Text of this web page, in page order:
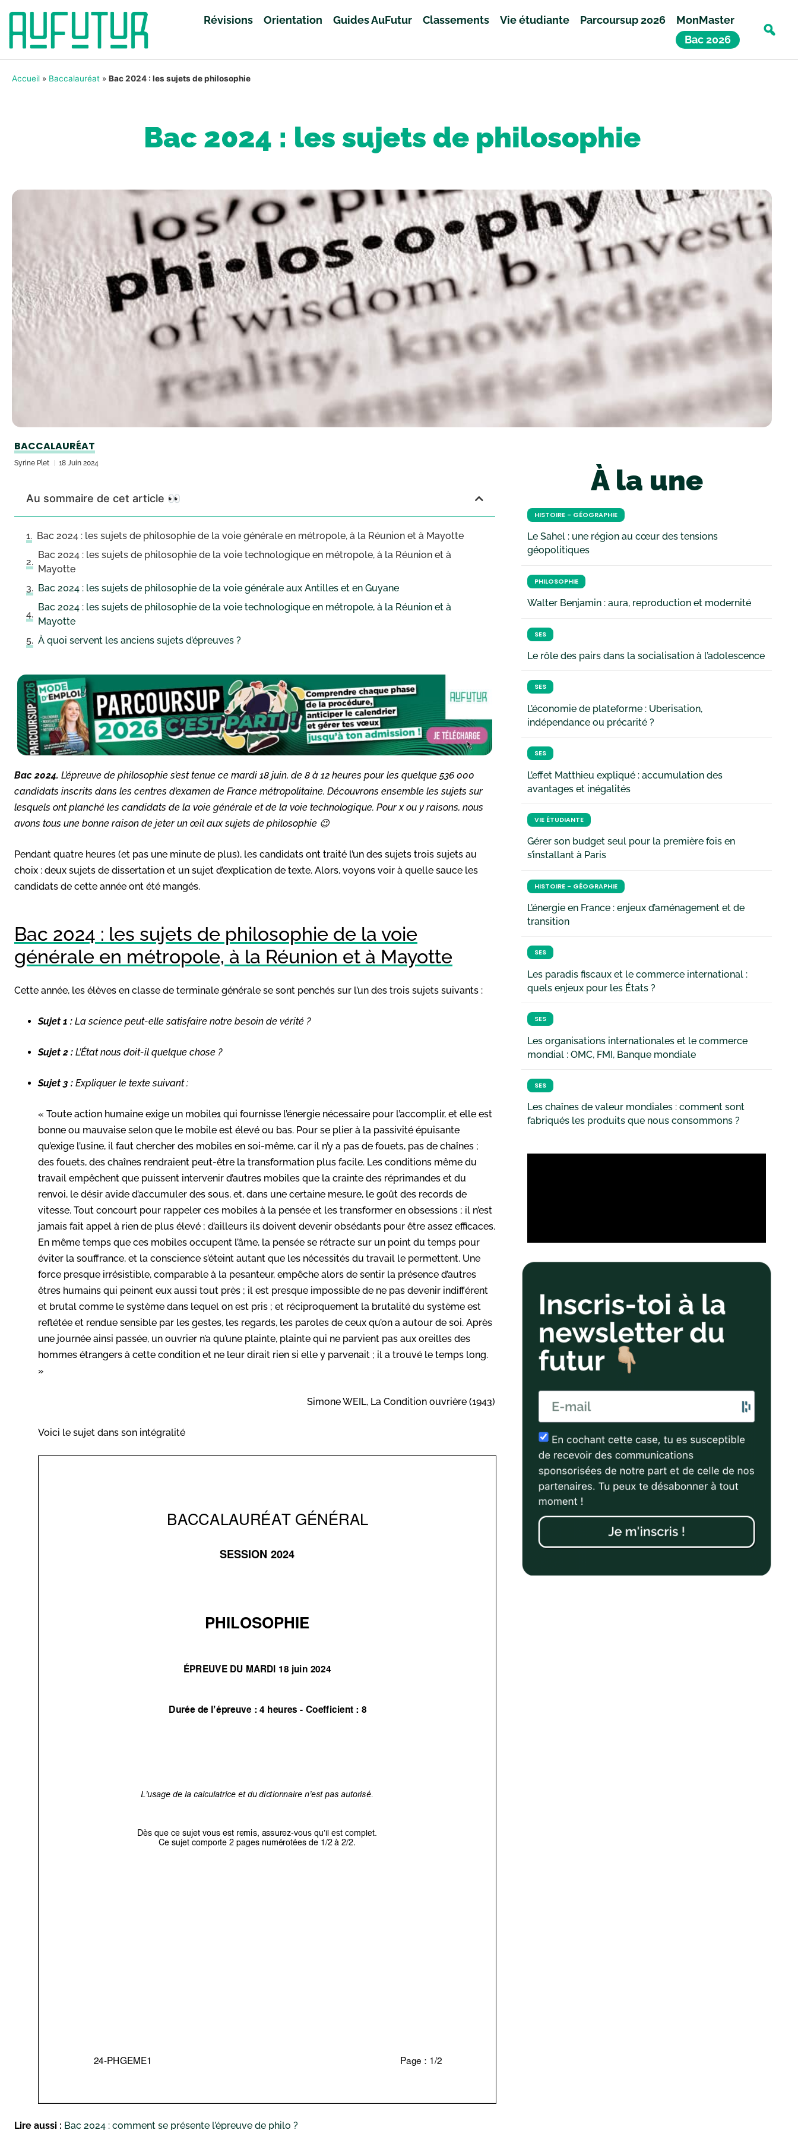
Révisions Orientation Guides AuFutur Classements Vie étudiante Parcoursup 2026
MonMaster
Bac 2026
Accueil » Baccalauréat » Bac 2024 : les sujets de philosophie
Bac 2024 : les sujets de philosophie
BACCALAURÉAT
Syrine Plet 18 Juin 2024
Au sommaire de cet article 👀
Bac 2024 : les sujets de philosophie de la voie générale en métropole, à la Réunion et à Mayotte
Bac 2024 : les sujets de philosophie de la voie technologique en métropole, à la Réunion et à
Mayotte
Bac 2024 : les sujets de philosophie de la voie générale aux Antilles et en Guyane
Bac 2024 : les sujets de philosophie de la voie technologique en métropole, à la Réunion et à
Mayotte
À quoi servent les anciens sujets d’épreuves ?
Bac 2024. L’épreuve de philosophie s’est tenue ce mardi 18 juin, de 8 à 12 heures pour les quelque 536 000
candidats inscrits dans les centres d’examen de France métropolitaine. Découvrons ensemble les sujets sur
lesquels ont planché les candidats de la voie générale et de la voie technologique. Pour x ou y raisons, nous
avons tous une bonne raison de jeter un œil aux sujets de philosophie 😉
Pendant quatre heures (et pas une minute de plus), les candidats ont traité l’un des sujets trois sujets au
choix : deux sujets de dissertation et un sujet d’explication de texte. Alors, voyons voir à quelle sauce les
candidats de cette année ont été mangés.
Bac 2024 : les sujets de philosophie de la voie
générale en métropole, à la Réunion et à Mayotte
Cette année, les élèves en classe de terminale générale se sont penchés sur l’un des trois sujets suivants :
Sujet 1 : La science peut-elle satisfaire notre besoin de vérité ?
Sujet 2 : L’État nous doit-il quelque chose ?
Sujet 3 : Expliquer le texte suivant :
« Toute action humaine exige un mobile1 qui fournisse l’énergie nécessaire pour l’accomplir, et elle est
bonne ou mauvaise selon que le mobile est élevé ou bas. Pour se plier à la passivité épuisante
qu’exige l’usine, il faut chercher des mobiles en soi-même, car il n’y a pas de fouets, pas de chaînes ;
des fouets, des chaînes rendraient peut-être la transformation plus facile. Les conditions même du
travail empêchent que puissent intervenir d’autres mobiles que la crainte des réprimandes et du
renvoi, le désir avide d’accumuler des sous, et, dans une certaine mesure, le goût des records de
vitesse. Tout concourt pour rappeler ces mobiles à la pensée et les transformer en obsessions ; il n’est
jamais fait appel à rien de plus élevé ; d’ailleurs ils doivent devenir obsédants pour être assez efficaces.
En même temps que ces mobiles occupent l’âme, la pensée se rétracte sur un point du temps pour
éviter la souffrance, et la conscience s’éteint autant que les nécessités du travail le permettent. Une
force presque irrésistible, comparable à la pesanteur, empêche alors de sentir la présence d’autres
êtres humains qui peinent eux aussi tout près ; il est presque impossible de ne pas devenir indifférent
et brutal comme le système dans lequel on est pris ; et réciproquement la brutalité du système est
reflétée et rendue sensible par les gestes, les regards, les paroles de ceux qu’on a autour de soi. Après
une journée ainsi passée, un ouvrier n’a qu’une plainte, plainte qui ne parvient pas aux oreilles des
hommes étrangers à cette condition et ne leur dirait rien si elle y parvenait ; il a trouvé le temps long.
»
Simone WEIL, La Condition ouvrière (1943)
Voici le sujet dans son intégralité
Lire aussi : Bac 2024 : comment se présente l’épreuve de philo ?
À la une
HISTOIRE - GÉOGRAPHIE
Le Sahel : une région au cœur des tensions
géopolitiques
PHILOSOPHIE
Walter Benjamin : aura, reproduction et modernité
SES
Le rôle des pairs dans la socialisation à l’adolescence
SES
L’économie de plateforme : Uberisation,
indépendance ou précarité ?
SES
L’effet Matthieu expliqué : accumulation des
avantages et inégalités
VIE ÉTUDIANTE
Gérer son budget seul pour la première fois en
s’installant à Paris
HISTOIRE - GÉOGRAPHIE
L’énergie en France : enjeux d’aménagement et de
transition
SES
Les paradis fiscaux et le commerce international :
quels enjeux pour les États ?
SES
Les organisations internationales et le commerce
mondial : OMC, FMI, Banque mondiale
SES
Les chaînes de valeur mondiales : comment sont
fabriqués les produits que nous consommons ?